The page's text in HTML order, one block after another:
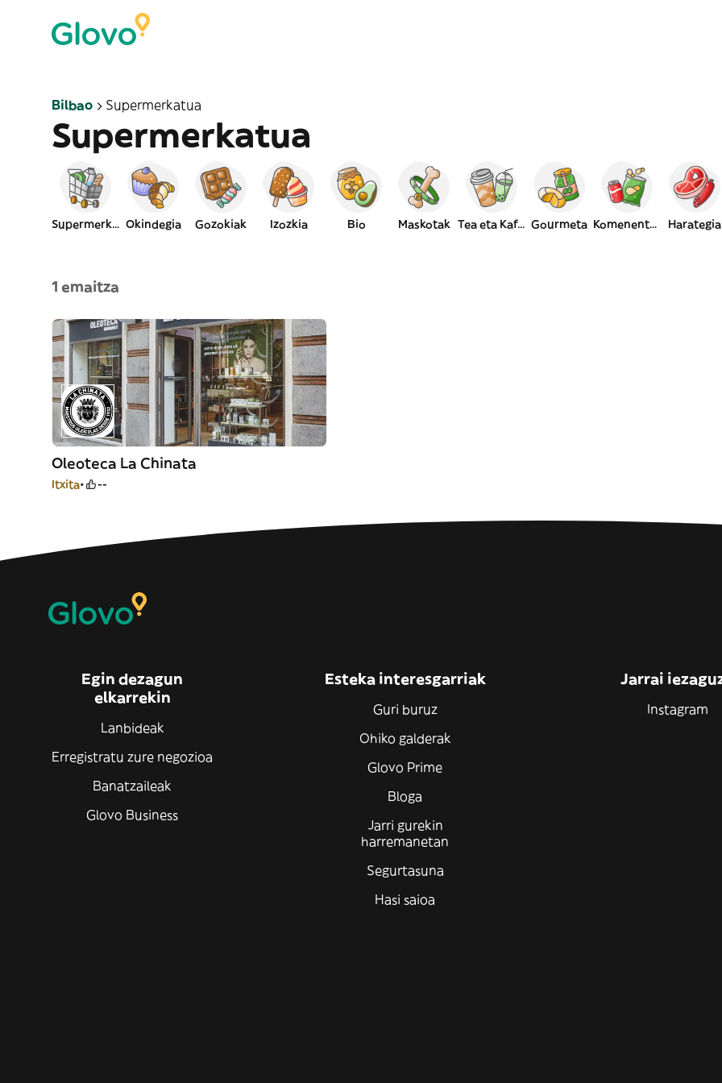
Bilbao Supermerkatua
Supermerkatua
Supermerkatua Okindegia Gozokiak Izozkia Bio Maskotak Tea eta Kafea Gourmeta Komenentzia Harategia
1 emaitza
Oleoteca La Chinata
Itxita --
Egin dezagun
elkarrekin
Lanbideak
Erregistratu zure negozioa
Banatzaileak
Glovo Business
Esteka interesgarriak
Guri buruz
Ohiko galderak
Glovo Prime
Bloga
Jarri gurekin
harremanetan
Segurtasuna
Hasi saioa
Jarrai
Instagram